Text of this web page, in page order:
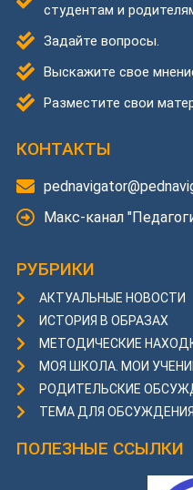
студентам и
Задайте вопросы.
Выскажите свое
Разместите свои
КОНТАКТЫ
Макс-канал
РУБРИКИ
АКТУАЛЬНЫЕ НОВОСТИ
ИСТОРИЯ В ОБРАЗАХ
МЕТОДИЧЕСКИЕ
МОЯ ШКОЛА. МОИ
РОДИТЕЛЬСКИЕ
ТЕМА ДЛЯ ОБСУЖДЕНИЯ
ПОЛЕЗНЫЕ ССЫЛКИ